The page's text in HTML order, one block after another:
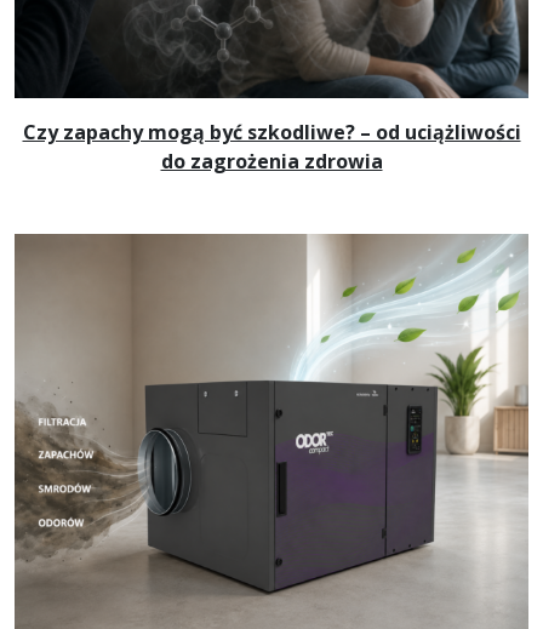
Czy zapachy mogą być szkodliwe? – od uciążliwości
do zagrożenia zdrowia